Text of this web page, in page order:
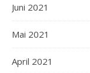
Juni 2021
Mai 2021
April 2021